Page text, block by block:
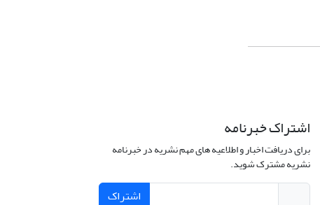
اشتراک خبرنامه
برای دریافت اخبار و اطلاعیه های مهم نشریه در خبرنامه
نشریه مشترک شوید.
اشتراک